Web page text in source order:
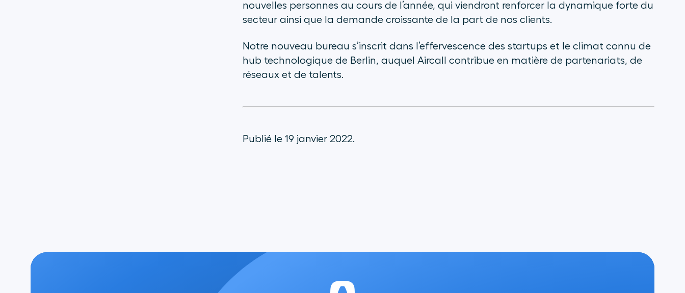
nouvelles personnes au cours de l’année, qui viendront renforcer la dynamique forte du
secteur ainsi que la demande croissante de la part de nos clients.
Notre nouveau bureau s’inscrit dans l’effervescence des startups et le climat connu de
hub technologique de Berlin, auquel Aircall contribue en matière de partenariats, de
réseaux et de talents.
Publié le 19 janvier 2022.